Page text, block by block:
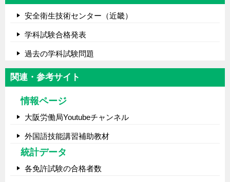
安全衛生技術センター（近畿）
学科試験合格発表
過去の学科試験問題
関連・参考サイト
情報ページ
大阪労働局Youtubeチャンネル
外国語技能講習補助教材
統計データ
各免許試験の合格者数